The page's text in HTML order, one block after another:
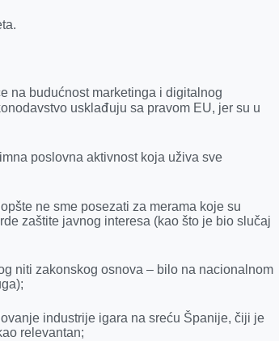
na budućnost marketinga i digitalnog
usklađuju sa pravom EU, jer su u
poslovna aktivnost koja uživa sve
ne sme posezati za merama koje su
zaštite javnog interesa (kao što je bio slučaj
niti zakonskog osnova – bilo na nacionalnom
industrije igara na sreću Španije, čiji je
relevantan;